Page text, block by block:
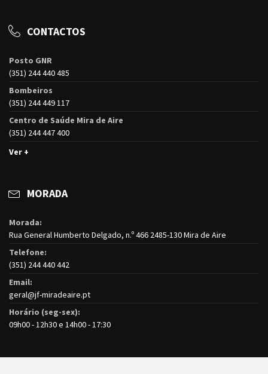
CONTACTOS
Posto GNR
(351) 244 440 485
Bombeiros
(351) 244 449 117
Centro de Saúde Mira de Aire
(351) 244 447 400
Ver +
MORADA
Morada:
Rua General Humberto Delgado, n.º 466 2485-130 Mira de Aire
Telefone:
(351) 244 440 442
Email:
geral@jf-miradeaire.pt
Horário (seg-sex):
09h00 - 12h30 e 14h00 - 17:30